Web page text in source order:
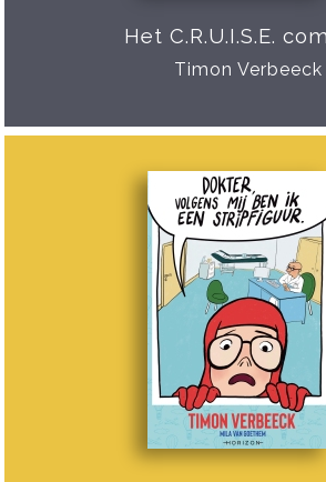
Het C.R.U.I.S.E.
Timon Verbeeck